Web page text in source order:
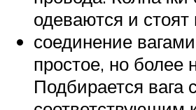
одеваются и стоят
соединение
простое, но более
Подбирается вага